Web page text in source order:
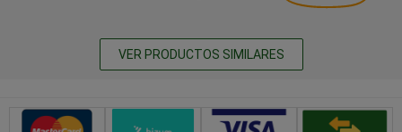
VER PRODUCTOS SIMILARES
Métodos de pago seguros